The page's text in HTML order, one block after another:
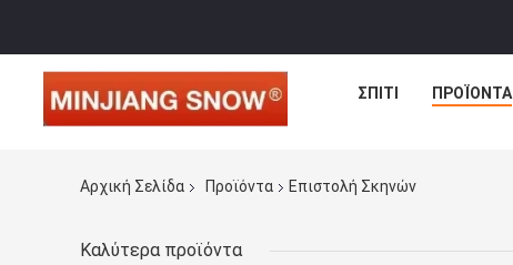
ΣΠΊΤΙ ΠΡΟΪΌΝΤΑ
Αρχική Σελίδα Προϊόντα Επιστολή Σκηνών
Καλύτερα προϊόντα